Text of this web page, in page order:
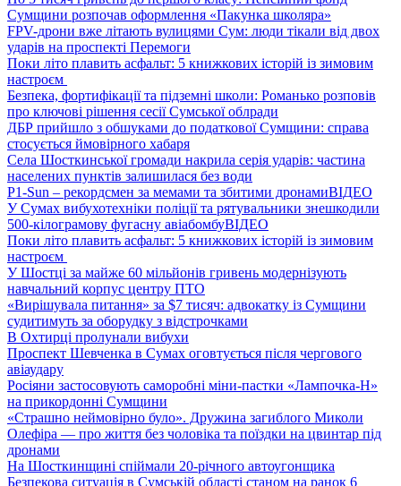
Сумщини розпочав оформлення «Пакунка школяра»
FPV-дрони вже літають вулицями Сум: люди тікали від двох
ударів на проспекті Перемоги
Поки літо плавить асфальт: 5 книжкових історій із зимовим
настроєм
Безпека, фортифікації та підземні школи: Романько розповів
про ключові рішення сесії Сумської облради
ДБР прийшло з обшуками до податкової Сумщини: справа
стосується ймовірного хабаря
Села Шосткинської громади накрила серія ударів: частина
населених пунктів залишилася без води
P1-Sun – рекордсмен за мемами та збитими дронамиВІДЕО
У Сумах вибухотехніки поліції та рятувальники знешкодили
500-кілограмову фугасну авіабомбуВІДЕО
Поки літо плавить асфальт: 5 книжкових історій із зимовим
настроєм
У Шостці за майже 60 мільйонів гривень модернізують
навчальний корпус центру ПТО
«Вирішувала питання» за $7 тисяч: адвокатку із Сумщини
судитимуть за оборудку з відстрочками
В Охтирці пролунали вибухи
Проспект Шевченка в Сумах оговтується після чергового
авіаудару
Росіяни застосовують саморобні міни-пастки «Лампочка-Н»
на прикордонні Сумщини
«Страшно неймовірно було». Дружина загиблого Миколи
Олефіра — про життя без чоловіка та поїздки на цвинтар під
дронами
На Шосткинщині спіймали 20-річного автоугонщика
Безпекова ситуація в Сумській області станом на ранок 6